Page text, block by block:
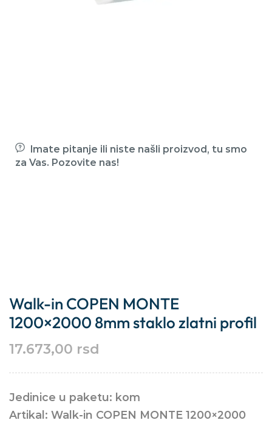
Imate pitanje ili niste našli proizvod, tu smo
za Vas. Pozovite nas!
Walk-in COPEN MONTE
1200×2000 8mm staklo zlatni profil
17.673,00 rsd
Jedinice u paketu: kom
Artikal: Walk-in COPEN MONTE 1200×2000